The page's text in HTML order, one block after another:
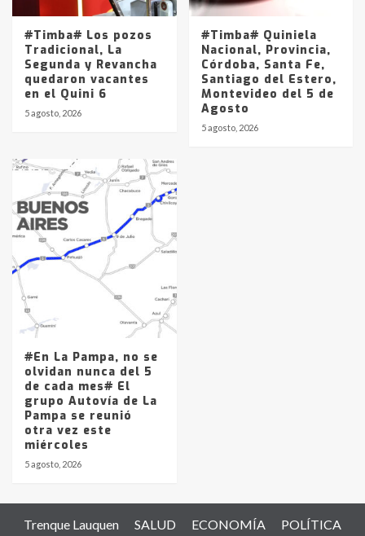
#Timba# Los pozos
Tradicional, La
Segunda y Revancha
quedaron vacantes
en el Quini 6
5 agosto, 2026
#Timba# Quiniela
Nacional, Provincia,
Córdoba, Santa Fe,
Santiago del Estero,
Montevideo del 5 de
Agosto
5 agosto, 2026
#En La Pampa, no se
olvidan nunca del 5
de cada mes# El
grupo Autovía de La
Pampa se reunió
otra vez este
miércoles
5 agosto, 2026
Trenque Lauquen SALUD ECONOMÍA POLÍTICA